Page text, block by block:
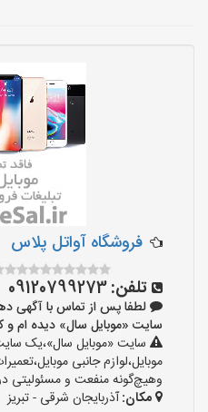
فروشگاه آواتل پلاس
تلفن:09120799273
لطفا پس از تماس با آگهی
سایت «موبایل سال» دیده ام و کد «آگهی-61»
سایت «موبایل سال»،یک
موبایل،لوازم جانبی
وهیچ‌گونه منفعت و مسئولیتی
مکان:آذربایجان شرقی - تبریز